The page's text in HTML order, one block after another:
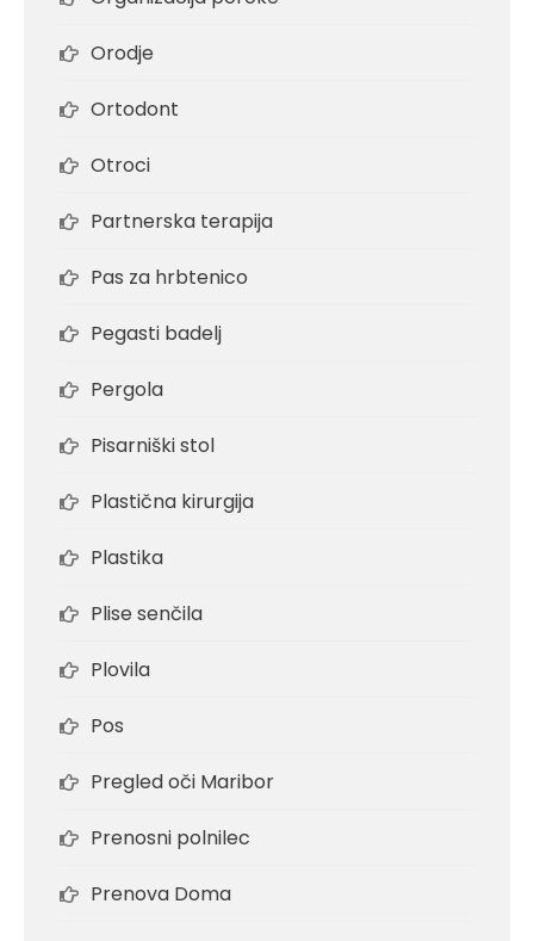
Orodje
Ortodont
Otroci
Partnerska terapija
Pas za hrbtenico
Pegasti badelj
Pergola
Pisarniški stol
Plastična kirurgija
Plastika
Plise senčila
Plovila
Pos
Pregled oči Maribor
Prenosni polnilec
Prenova Doma